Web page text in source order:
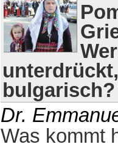
bulgarisch?
Dr.
Was kommt